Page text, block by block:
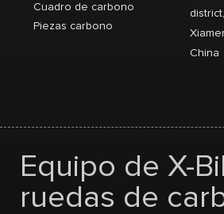
Cuadro de carbono
Piezas carbono
district,
China
Equipo de X-
ruedas de